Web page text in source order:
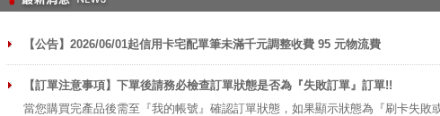
【公告】2026/06/01起信用卡宅配單筆未滿千元調整收費 95 元物流費
【訂單注意事項】下單後請務必檢查訂單狀態是否為『失敗訂單』訂單!!
當您購買完產品後需至『我的帳號』確認訂單狀態，如果顯示狀態為『刷卡失敗